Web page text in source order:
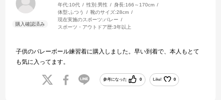
年代:10代 性別:男性 身長:166～170cm
体型: ふつう 靴のサイズ:28cm
現在実施のスポーツ:バレー
スポーツ・アウトドア歴:3年以上
子供のバレーボール練習着に購入しました。早い到着で、本人もとて
も気に入ってます。
参考になった 0 Like! 0